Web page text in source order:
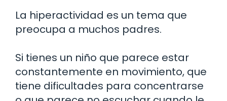
La hiperactividad es un tema que
preocupa a muchos padres.
Si tienes un niño que parece estar
constantemente en movimiento, que
tiene dificultades para concentrarse